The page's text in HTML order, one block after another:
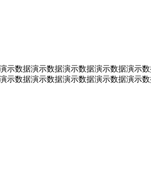
示数据演示数据演示数据演示数据演示
示数据演示数据演示数据演示数据演示